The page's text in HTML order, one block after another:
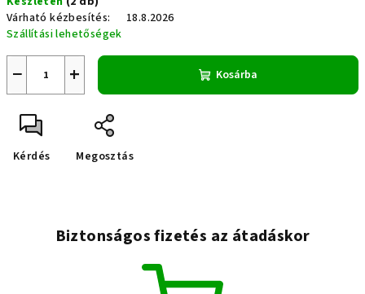
Várható kézbesítés:
18.8.2026
Szállítási lehetőségek
+
− Kosárba
Kérdés Megosztás
Biztonságos fizetés az átadáskor